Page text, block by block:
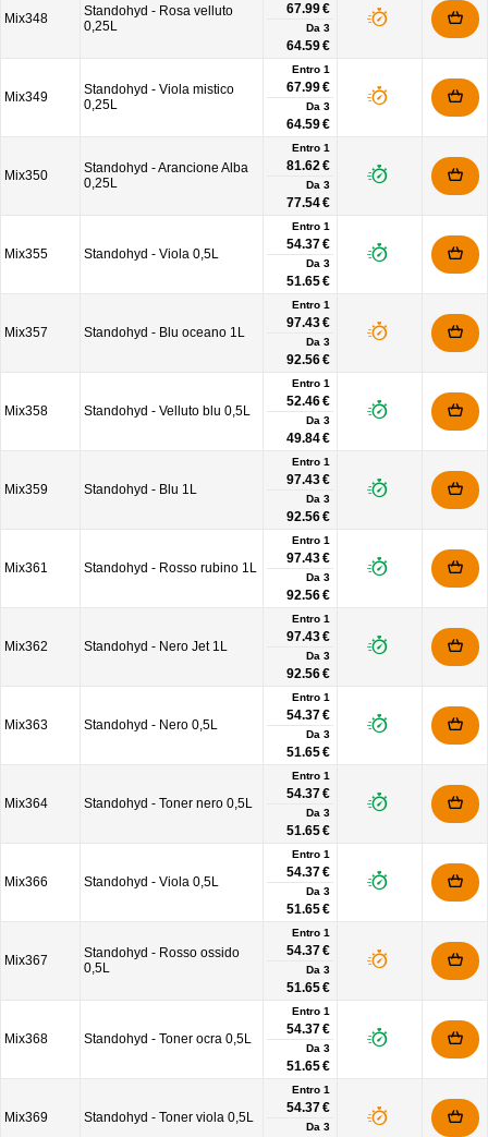
Mix348
Standohyd - Rosa velluto
0,25L
67.99 €
Da 3
64.59 €
Mix349
Standohyd - Viola mistico
0,25L
Entro 1
67.99 €
Da 3
64.59 €
Mix350
Standohyd - Arancione Alba
0,25L
Entro 1
81.62 €
Da 3
77.54 €
Mix355 Standohyd - Viola 0,5L
Entro 1
54.37 €
Da 3
51.65 €
Mix357 Standohyd - Blu oceano 1L
Entro 1
97.43 €
Da 3
92.56 €
Mix358 Standohyd - Velluto blu 0,5L
Entro 1
52.46 €
Da 3
49.84 €
Mix359 Standohyd - Blu 1L
Entro 1
97.43 €
Da 3
92.56 €
Mix361 Standohyd - Rosso rubino 1L
Entro 1
97.43 €
Da 3
92.56 €
Mix362 Standohyd - Nero Jet 1L
Entro 1
97.43 €
Da 3
92.56 €
Mix363 Standohyd - Nero 0,5L
Entro 1
54.37 €
Da 3
51.65 €
Mix364 Standohyd - Toner nero 0,5L
Entro 1
54.37 €
Da 3
51.65 €
Mix366 Standohyd - Viola 0,5L
Entro 1
54.37 €
Da 3
51.65 €
Mix367
Standohyd - Rosso ossido
0,5L
Entro 1
54.37 €
Da 3
51.65 €
Mix368 Standohyd - Toner ocra 0,5L
Entro 1
54.37 €
Da 3
51.65 €
Mix369 Standohyd - Toner viola 0,5L
Entro 1
54.37 €
Da 3